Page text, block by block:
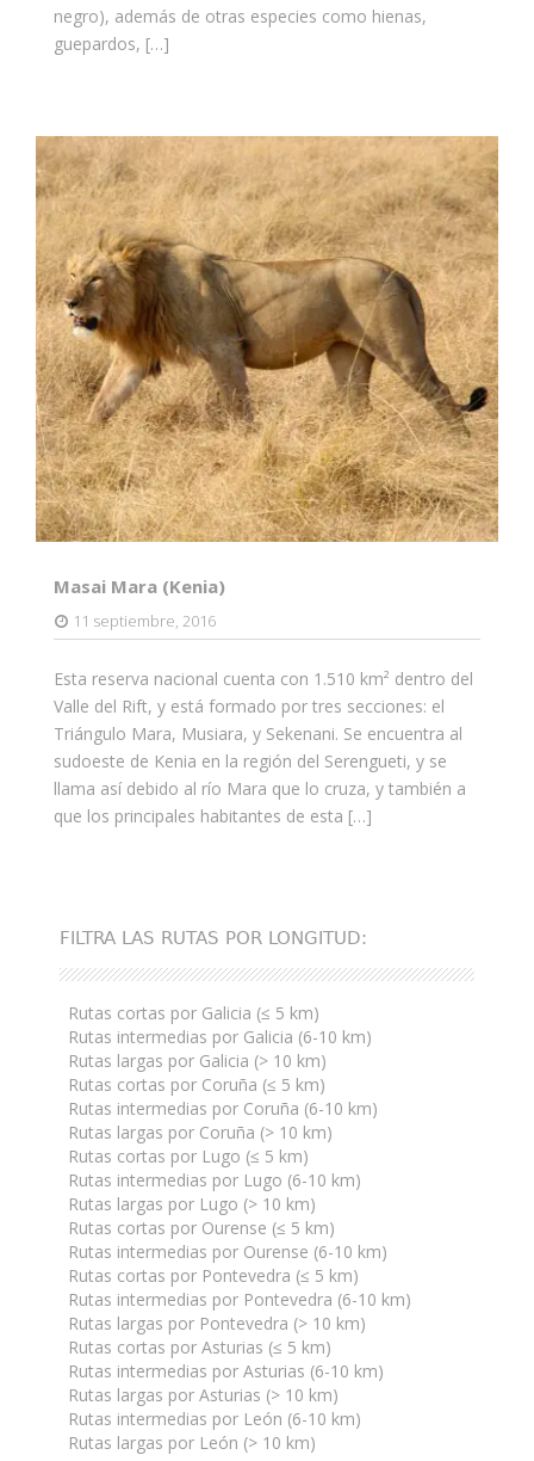
negro), además de otras especies como hienas,
guepardos, […]
Masai Mara (Kenia)
11 septiembre, 2016
Esta reserva nacional cuenta con 1.510 km² dentro del
Valle del Rift, y está formado por tres secciones: el
Triángulo Mara, Musiara, y Sekenani. Se encuentra al
sudoeste de Kenia en la región del Serengueti, y se
llama así debido al río Mara que lo cruza, y también a
que los principales habitantes de esta […]
FILTRA LAS RUTAS POR LONGITUD:
Rutas cortas por Galicia (≤ 5 km)
Rutas intermedias por Galicia (6-10 km)
Rutas largas por Galicia (> 10 km)
Rutas cortas por Coruña (≤ 5 km)
Rutas intermedias por Coruña (6-10 km)
Rutas largas por Coruña (> 10 km)
Rutas cortas por Lugo (≤ 5 km)
Rutas intermedias por Lugo (6-10 km)
Rutas largas por Lugo (> 10 km)
Rutas cortas por Ourense (≤ 5 km)
Rutas intermedias por Ourense (6-10 km)
Rutas cortas por Pontevedra (≤ 5 km)
Rutas intermedias por Pontevedra (6-10 km)
Rutas largas por Pontevedra (> 10 km)
Rutas cortas por Asturias (≤ 5 km)
Rutas intermedias por Asturias (6-10 km)
Rutas largas por Asturias (> 10 km)
Rutas intermedias por León (6-10 km)
Rutas largas por León (> 10 km)